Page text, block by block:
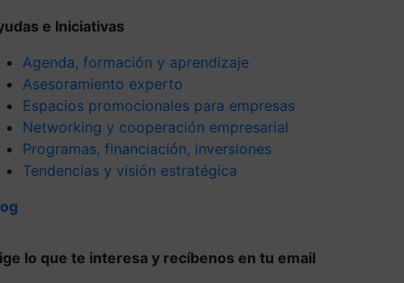
e Iniciativas
Agenda, formación y aprendizaje
Asesoramiento experto
Espacios promocionales para empresas
Networking y cooperación empresarial
Programas, financiación, inversiones
Tendencias y visión estratégica
lo que te interesa y recíbenos en tu email